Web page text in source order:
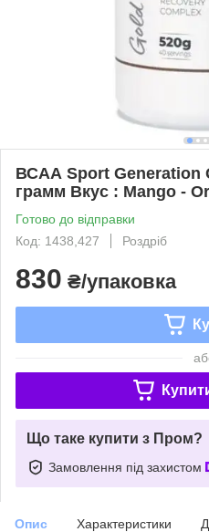
ВСАА Sport Generation
грамм Вкус : Mango -
Готово до відправки
Код: 1438,427
Роздріб
830 ₴/упаковка
Що таке купити з Пром?
Замовлення під захистом
Опис Характеристики